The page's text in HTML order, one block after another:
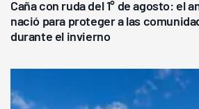
Caña con ruda del 1° de agosto: el
nació para proteger a las
durante el invierno